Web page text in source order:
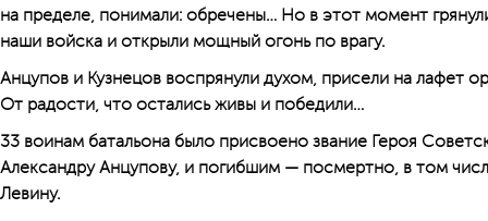
на пределе, понимали: обречены… Но в этот момент
наши войска и открыли мощный огонь по врагу.
Анцупов и Кузнецов воспрянули духом, присели на лафет
От радости, что остались живы и победили…
33 воинам батальона было присвоено звание Героя
Александру Анцупову, и погибшим — посмертно, в том
Левину.